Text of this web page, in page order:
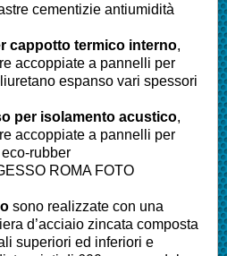
cementizie antiumidità
cappotto termico interno,
accoppiate a pannelli per
espanso vari spessori
per isolamento acustico,
accoppiate a pannelli per
rubber
sono realizzate con una
d’acciaio zincata composta
superiori ed inferiori e